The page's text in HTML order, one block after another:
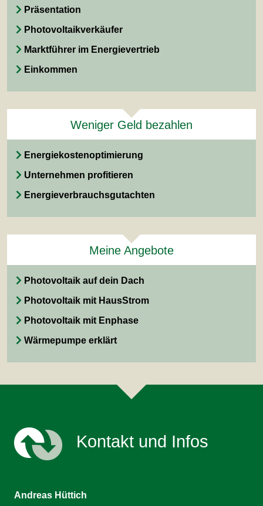
Präsentation
Photovoltaikverkäufer
Marktführer im Energievertrieb
Einkommen
Weniger Geld bezahlen
Energiekostenoptimierung
Unternehmen profitieren
Energieverbrauchsgutachten
Meine Angebote
Photovoltaik auf dein Dach
Photovoltaik mit HausStrom
Photovoltaik mit Enphase
Wärmepumpe erklärt
Kontakt und Infos
Andreas Hüttich